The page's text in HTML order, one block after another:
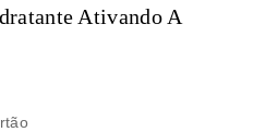
Ativando A